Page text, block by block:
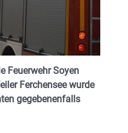
Feuerwehr Soyen
Ferchensee wurde
gegebenenfalls